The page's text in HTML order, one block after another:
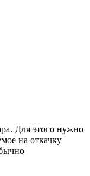
Для этого нужно
на откачку